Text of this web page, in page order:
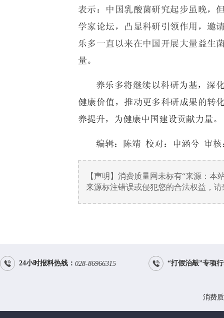
表示：中国乳酸菌研究起步虽晚，
学家论坛，凸显科研引领作用，邀
乐多一直以来在中国开展大量益生
量。
养乐多将继续以科研为基，深
健康价值，推动更多科研成果的转
养提升，为健康中国建设贡献力量。
编辑：陈靖 校对：申涵兮 审核
【声明】消费质量网未标有“来源：
来源标注错误或侵犯您的合法权益，
 24小时报料热线： 028-86966315  “打假治敲”专项
消费